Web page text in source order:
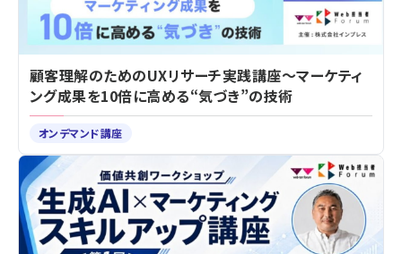
顧客理解のためのUXリサーチ実践講座～マーケティ
ング成果を10倍に高める“気づき”の技術
オンデマンド講座